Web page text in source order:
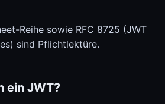
Reihe sowie RFC 8725 (JWT
sind Pflichtlektüre.
ein JWT?